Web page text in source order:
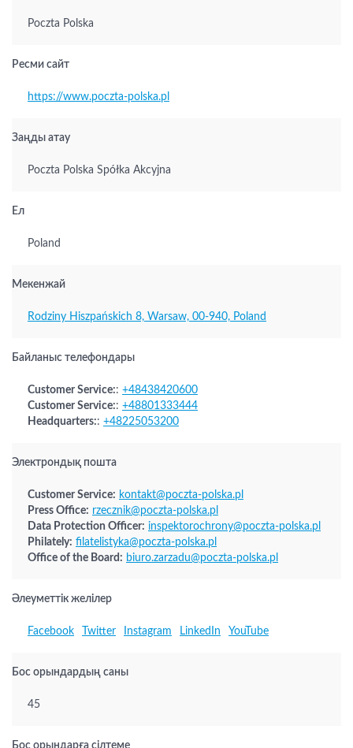
Poczta Polska
Ресми сайт
https://www.poczta-polska.pl
Заңды атау
Poczta Polska Spółka Akcyjna
Ел
Poland
Мекенжай
Rodziny Hiszpańskich 8, Warsaw, 00-940, Poland
Байланыс телефондары
Customer Service:: +48438420600
Customer Service:: +48801333444
Headquarters:: +48225053200
Электрондық пошта
Customer Service: kontakt@poczta-polska.pl
Press Office: rzecznik@poczta-polska.pl
Data Protection Officer: inspektorochrony@poczta-polska.pl
Philately: filatelistyka@poczta-polska.pl
Office of the Board: biuro.zarzadu@poczta-polska.pl
Әлеуметтік желілер
Facebook Twitter Instagram LinkedIn YouTube
Бос орындардың саны
45
Бос орындарға сілтеме